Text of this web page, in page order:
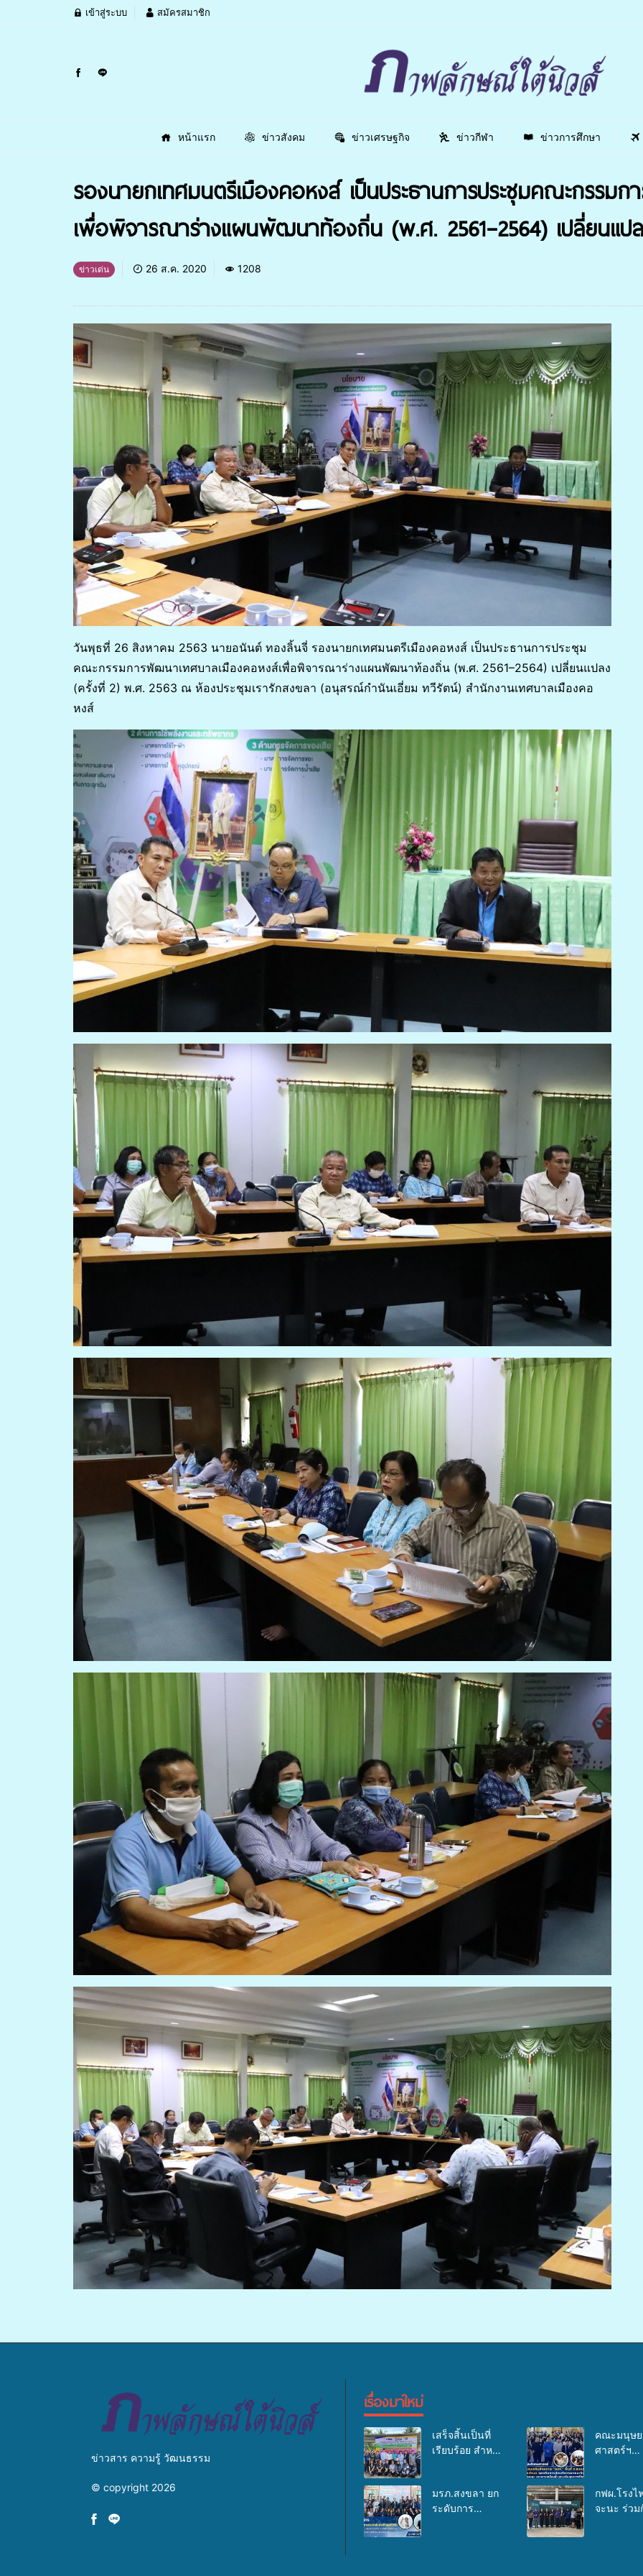
เข้าสู่ระบบ สมัครสมาชิก
หน้าแรก ข่าวสังคม ข่าวเศรษฐกิจ ข่าวกีฬา ข่าวการศึกษา
รองนายกเทศมนตรีเมืองคอหงส์ เป็นประธานการประชุมคณะกรรม
เพื่อพิจารณาร่างแผนพัฒนาท้องถิ่น (พ.ศ. 2561–2564) เปลี่ยนแ
ข่าวเด่น 26 ส.ค. 2020 1208
วันพุธที่ 26 สิงหาคม 2563 นายอนันต์ ทองลิ้นจี่ รองนายกเทศมนตรีเมืองคอหงส์ เป็นประธานการประชุม
คณะกรรมการพัฒนาเทศบาลเมืองคอหงส์เพื่อพิจารณาร่างแผนพัฒนาท้องถิ่น (พ.ศ. 2561–2564) เปลี่ยนแปลง
(ครั้งที่ 2) พ.ศ. 2563 ณ ห้องประชุมเรารักสงขลา (อนุสรณ์กำนันเอี่ยม ทวีรัตน์) สำนักงานเทศบาลเมืองคอ
หงส์
ข่าวสาร ความรู้ วัฒนธรรม
© copyright 2026
เรื่องมาใหม่
เสร็จสิ้นเป็นที่
เรียบร้อย สำหรับ
ปี 2569 เพื่อให้
บริการด้าน
คณะมนุษย
ศาสตร์ฯ
ศักยภาพ “อ
ด้านการเบิ
มรภ.สงขลา ยก
ระดับการ
กฟผ.โรงไ
จะนะ ร่วม